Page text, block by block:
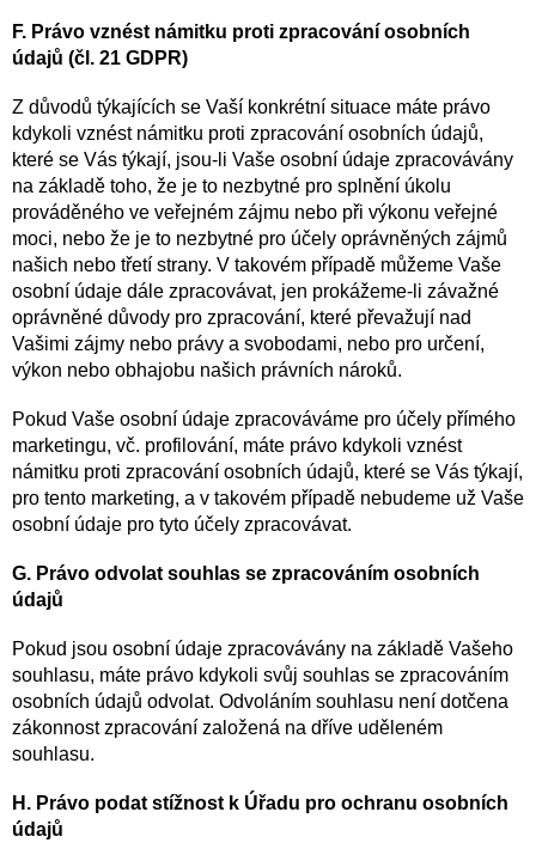
F. Právo vznést námitku proti zpracování osobních
údajů (čl. 21 GDPR)
Z důvodů týkajících se Vaší konkrétní situace máte právo
kdykoli vznést námitku proti zpracování osobních údajů,
které se Vás týkají, jsou-li Vaše osobní údaje zpracovávány
na základě toho, že je to nezbytné pro splnění úkolu
prováděného ve veřejném zájmu nebo při výkonu veřejné
moci, nebo že je to nezbytné pro účely oprávněných zájmů
našich nebo třetí strany. V takovém případě můžeme Vaše
osobní údaje dále zpracovávat, jen prokážeme-li závažné
oprávněné důvody pro zpracování, které převažují nad
Vašimi zájmy nebo právy a svobodami, nebo pro určení,
výkon nebo obhajobu našich právních nároků.
Pokud Vaše osobní údaje zpracováváme pro účely přímého
marketingu, vč. profilování, máte právo kdykoli vznést
námitku proti zpracování osobních údajů, které se Vás týkají,
pro tento marketing, a v takovém případě nebudeme už Vaše
osobní údaje pro tyto účely zpracovávat.
G. Právo odvolat souhlas se zpracováním osobních
údajů
Pokud jsou osobní údaje zpracovávány na základě Vašeho
souhlasu, máte právo kdykoli svůj souhlas se zpracováním
osobních údajů odvolat. Odvoláním souhlasu není dotčena
zákonnost zpracování založená na dříve uděleném
souhlasu.
H. Právo podat stížnost k Úřadu pro ochranu osobních
údajů